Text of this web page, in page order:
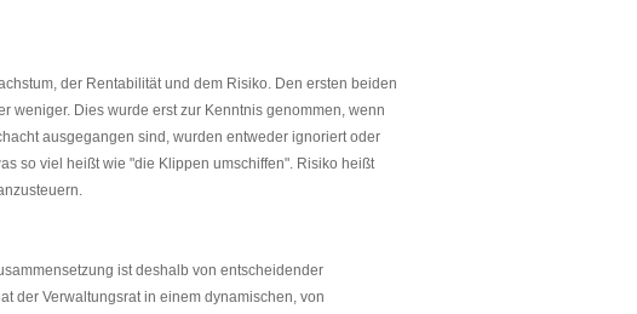
der Rentabilität und dem Risiko. Den ersten beiden
weniger. Dies wurde erst zur Kenntnis genommen, wenn
ausgegangen sind, wurden entweder ignoriert oder
so viel heißt wie "die Klippen umschiffen". Risiko heißt
ist deshalb von entscheidender
der Verwaltungsrat in einem dynamischen, von